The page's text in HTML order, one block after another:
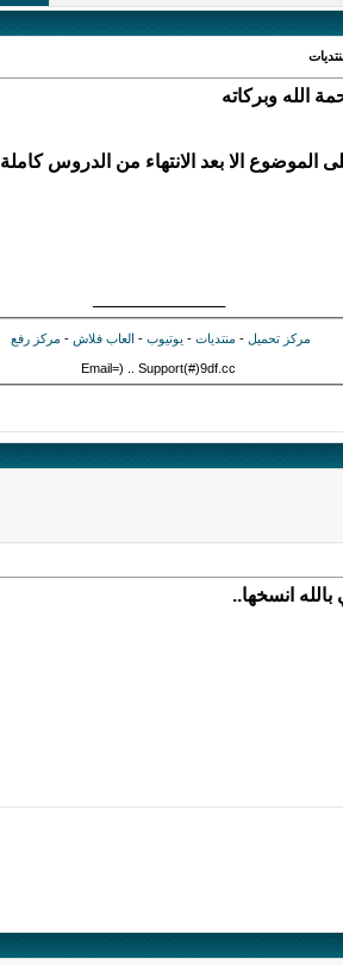
الله وبركاته
الموضوع الا بعد الانتهاء من الدروس كاملة
مركز تحميل - منتديات - يوتيوب- العاب فلاش- مركز رفع
Email=) .. Support(#)9df.cc
انسخها..